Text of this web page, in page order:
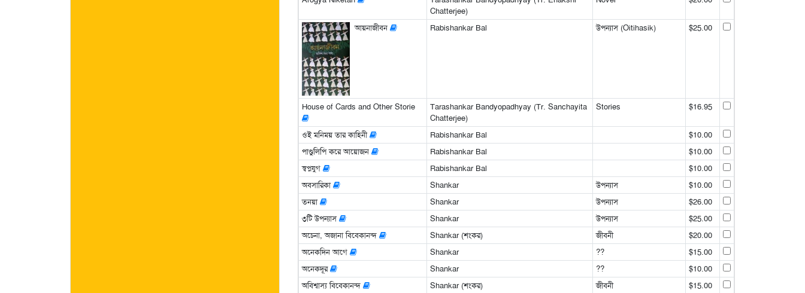
Chatterjee)
আয়নাজীবন Rabishankar Bal উপন্যাস (Oitihasik) $25.00
House of Cards and Other Storie
Tarashankar Bandyopadhyay (Tr. Sanchayita
Chatterjee)
Stories $16.95
ওই মনিময় তার কাহিনী Rabishankar Bal
$10.00
পাণ্ডুলিপি করে আয়োজন
Rabishankar Bal
$10.00
স্বপ্নযুগ
Rabishankar Bal
$10.00
অবসারিকা
Shankar উপন্যাস
$10.00
তনয়া
Shankar উপন্যাস
$26.00
৩টি উপন্যাস
Shankar উপন্যাস
$25.00
অচেনা, অজানা বিবেকানন্দ
Shankar (শংকর) জীবনী
$20.00
অনেকদিন আগে
Shankar ??
$15.00
অনেকদূর
Shankar ??
$10.00
অবিশ্বাস্য বিবেকানন্দ
Shankar (শংকর) জীবনী
$15.00